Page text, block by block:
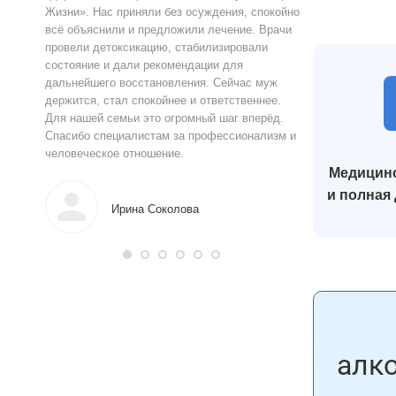
Жизни». Нас приняли без осуждения, спокойно
всё объяснили и предложили лечение. Врачи
провели детоксикацию, стабилизировали
состояние и дали рекомендации для
дальнейшего восстановления. Сейчас муж
держится, стал спокойнее и ответственнее.
Для нашей семьи это огромный шаг вперёд.
Спасибо специалистам за профессионализм и
человеческое отношение.
Ирина Соколова
лечения я
почувствовал
что могу жить
и полная